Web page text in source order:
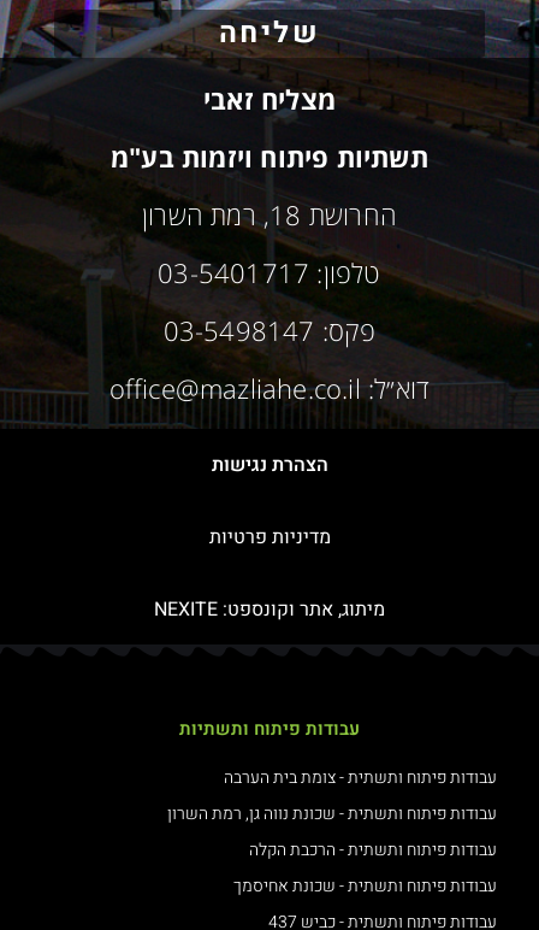
שליחה
מצליח זאבי
תשתיות פיתוח ויזמות בע"מ
החרושת 18, רמת השרון
טלפון: 03-5401717
פקס: 03-5498147
דוא״ל: office@mazliahe.co.il
הצהרת נגישות
מדיניות פרטיות
מיתוג, אתר וקונספט: NEXITE
עבודות פיתוח ותשתיות
עבודות פיתוח ותשתית - צומת בית הערבה
עבודות פיתוח ותשתית - שכונת נווה גן, רמת השרון
עבודות פיתוח ותשתית - הרכבת הקלה
עבודות פיתוח ותשתית - שכונת אחיסמך
עבודות פיתוח ותשתית - כביש 437